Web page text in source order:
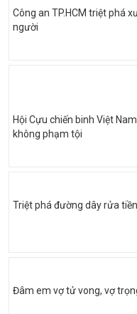
Công an TP.HCM triệt phá
người
Hội Cựu chiến binh Việt
không phạm tội
Triệt phá đường dây rửa
Đâm em vợ tử vong, vợ